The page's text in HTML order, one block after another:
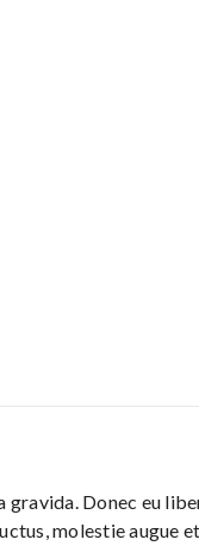
gravida. Donec eu
molestie augue